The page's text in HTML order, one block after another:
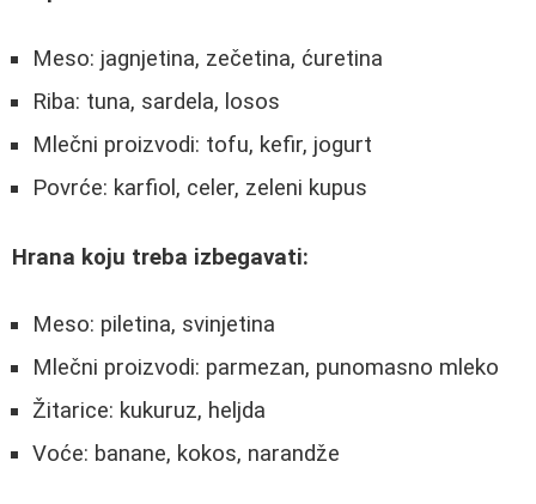
Meso: jagnjetina, zečetina, ćuretina
Riba: tuna, sardela, losos
Mlečni proizvodi: tofu, kefir, jogurt
Povrće: karfiol, celer, zeleni kupus
Hrana koju treba izbegavati:
Meso: piletina, svinjetina
Mlečni proizvodi: parmezan, punomasno mleko
Žitarice: kukuruz, heljda
Voće: banane, kokos, narandže